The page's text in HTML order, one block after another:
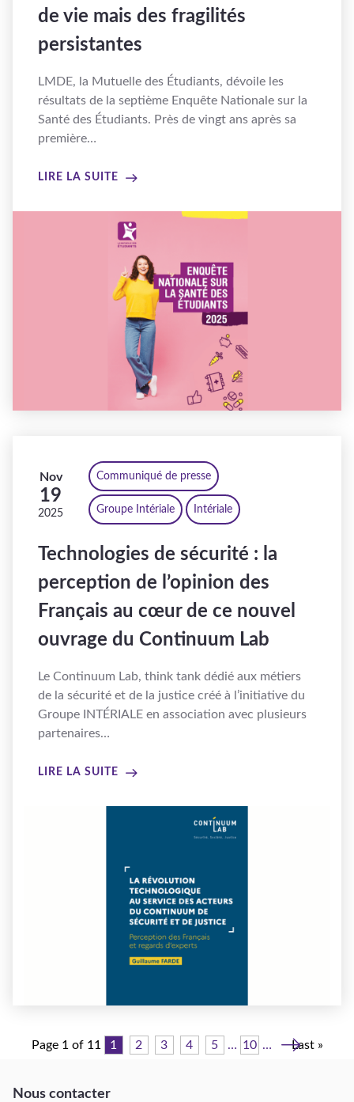
de vie mais des fragilités
persistantes
LMDE, la Mutuelle des Étudiants, dévoile les
résultats de la septième Enquête Nationale sur la
Santé des Étudiants. Près de vingt ans après sa
première…
LIRE LA SUITE
Nov
19
2025
Communiqué de presse
Groupe Intériale Intériale
Technologies de sécurité : la
perception de l’opinion des
Français au cœur de ce nouvel
ouvrage du Continuum Lab
Le Continuum Lab, think tank dédié aux métiers
de la sécurité et de la justice créé à l’initiative du
Groupe INTÉRIALE en association avec plusieurs
partenaires…
LIRE LA SUITE
Page 1 of 11 1 2 3 4 5 … 10 … Last »
Nous contacter